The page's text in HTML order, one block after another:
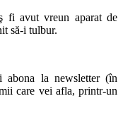
fi avut vreun aparat de
să-i tulbur.
abona la newsletter (în
care vei afla, printr-un